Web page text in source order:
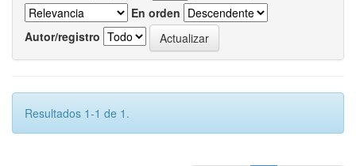
En orden
Autor/registro
Resultados 1-1 de 1.